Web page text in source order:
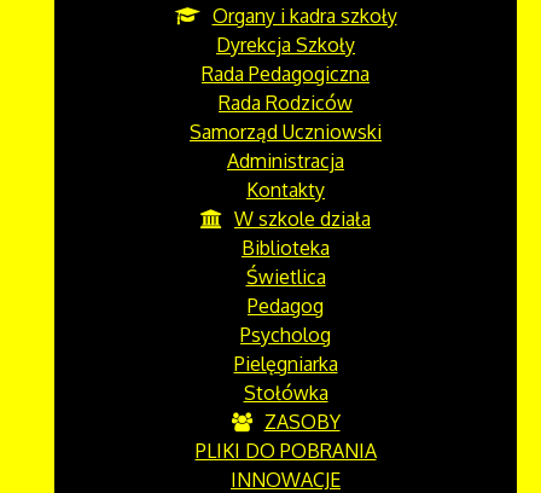
Organy i kadra szkoły
Dyrekcja Szkoły
Rada Pedagogiczna
Rada Rodziców
Samorząd Uczniowski
Administracja
Kontakty
W szkole działa
Biblioteka
Świetlica
Pedagog
Psycholog
Pielęgniarka
Stołówka
ZASOBY
PLIKI DO POBRANIA
INNOWACJE